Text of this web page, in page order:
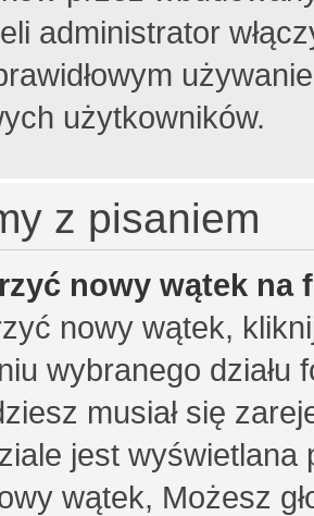
administrator
użytkowników.
z pisaniem
nowy wątek na
nowy wątek,
wybranego
musiał się
jest wyświetlana
wątek, Możesz